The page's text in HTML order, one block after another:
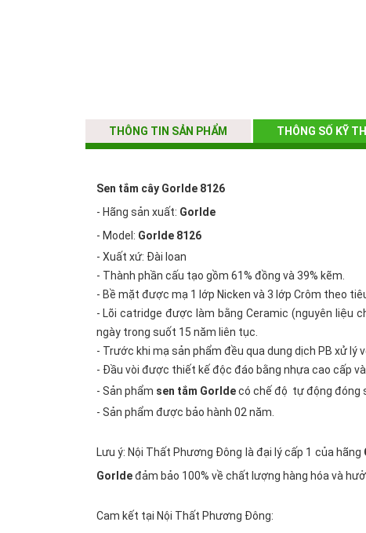
THÔNG TIN SẢN PHẨM THÔNG SỐ KỸ
Sen tắm cây Gorlde 8126
- Hãng sản xuất: Gorlde
- Model: Gorlde 8126
- Xuất xứ: Đài loan
- Thành phần cấu tạo gồm 61% đồng và 39% kẽm.
- Bề mặt được mạ 1 lớp Nicken và 3 lớp Crôm theo
- Lõi catridge được làm bằng Ceramic (nguyên liệu
ngày trong suốt 15 năm liên tục.
- Trước khi mạ sản phẩm đều qua dung dịch PB xử lý
- Đầu vòi được thiết kế độc đáo bằng nhựa cao cấp
- Sản phẩm sen tắm Gorldecó chế độ tự động đóng
- Sản phẩm được bảo hành 02 năm.
Lưu ý: Nội Thất Phương Đông là đại lý cấp 1 của hãng
Gorldeđảm bảo 100% về chất lượng hàng hóa và
Cam kết tại Nội Thất Phương Đông: